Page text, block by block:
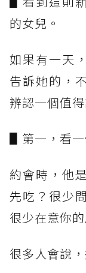
的女兒。
如果有一天
告訴她的，
辨認一個值
▋第一，看一
約會時，他
先吃？很少
很少在意你
很多人會說